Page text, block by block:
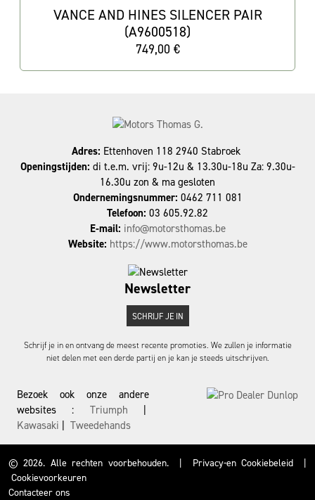
VANCE AND HINES SILENCER PAIR
(A9600518)
749,00 €
Adres: Ettenhoven 118 2940 Stabroek
Openingstijden: di t.e.m. vrij: 9u-12u & 13.30u-18u Za: 9.30u-
16.30u zon & ma gesloten
Ondernemingsnummer: 0462 711 081
Telefoon: 03 605.92.82
E-mail: info@motorsthomas.be
Website: https://www.motorsthomas.be
Newsletter
SCHRIJF JE IN
Schrijf je in en ontvang de meest recente promoties. We zullen je informatie
niet delen met een derde partij en je kan je steeds uitschrijven.
Bezoek ook onze andere
websites : Triumph |
Kawasaki | Tweedehands
© 2026. Alle rechten voorbehouden. | Privacy-en Cookiebeleid
|
Cookievoorkeuren
Contacteer ons